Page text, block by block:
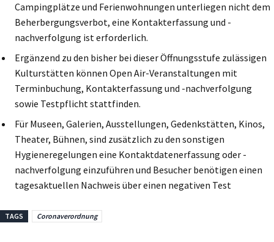
Campingplätze und Ferienwohnungen unterliegen nicht dem
Beherbergungsverbot, eine Kontakterfassung und -
nachverfolgung ist erforderlich.
Ergänzend zu den bisher bei dieser Öffnungsstufe zulässigen
Kulturstätten können Open Air-Veranstaltungen mit
Terminbuchung, Kontakterfassung und -nachverfolgung
sowie Testpflicht stattfinden.
Für Museen, Galerien, Ausstellungen, Gedenkstätten, Kinos,
Theater, Bühnen, sind zusätzlich zu den sonstigen
Hygieneregelungen eine Kontaktdatenerfassung oder -
nachverfolgung einzuführen und Besucher benötigen einen
tagesaktuellen Nachweis über einen negativen Test
TAGS Coronaverordnung